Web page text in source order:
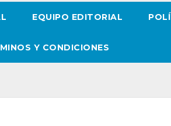
EQUIPO EDITORIAL
Y CONDICIONES